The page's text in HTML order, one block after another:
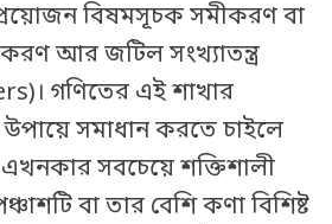
বিষমসূচক সমীকরণ বা
আর জটিল সংখ্যাতন্ত্র
গণিতের এই শাখার
উপায়ে সমাধান করতে চাইলে
সবচেয়ে শক্তিশালী
বা তার বেশি কণা বিশিষ্ট